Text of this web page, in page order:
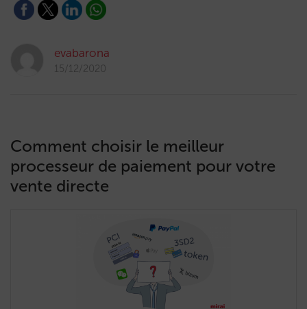
evabarona
15/12/2020
Comment choisir le meilleur
processeur de paiement pour votre
vente directe